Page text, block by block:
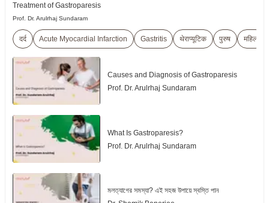
Treatment of Gastroparesis
Prof. Dr. Arulrhaj Sundaram
दर्द Acute Myocardial Infarction Gastritis थेराप्यूटिक पुरुष महिला
Causes and Diagnosis of Gastroparesis
Prof. Dr. Arulrhaj Sundaram
What Is Gastroparesis?
Prof. Dr. Arulrhaj Sundaram
মলত্যাগের সমস্যা? এই সহজ উপায়ে স্বস্তি পান